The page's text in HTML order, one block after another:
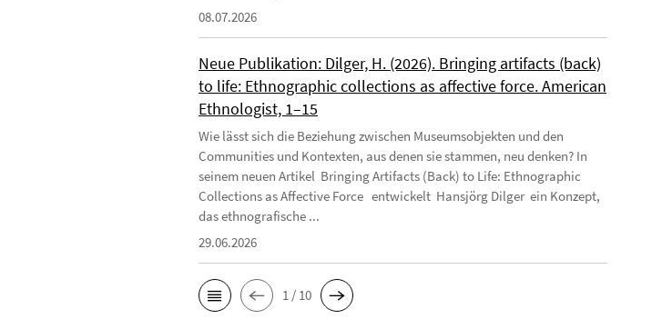
08.07.2026
Neue Publikation: Dilger, H. (2026). Bringing artifacts (back)
to life: Ethnographic collections as affective force. American
Ethnologist, 1–15
Wie lässt sich die Beziehung zwischen Museumsobjekten und den
Communities und Kontexten, aus denen sie stammen, neu denken? In
seinem neuen Artikel Bringing Artifacts (Back) to Life: Ethnographic
Collections as Affective Force entwickelt Hansjörg Dilger ein Konzept,
das ethnografische ...
29.06.2026
1 / 10